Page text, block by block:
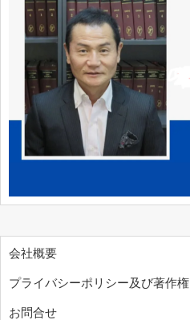
会社概要
プライバシーポリシー及び著作権
お問合せ